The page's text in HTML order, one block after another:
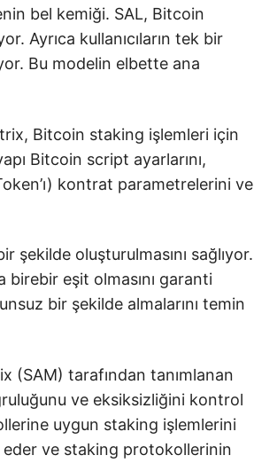
bel kemiği. SAL, Bitcoin
Ayrıca kullanıcıların tek bir
Bu modelin elbette ana
Bitcoin staking işlemleri için
Bitcoin script ayarlarını,
kontrat parametrelerini ve
şekilde oluşturulmasını sağlıyor.
birebir eşit olmasını garanti
bir şekilde almalarını temin
(SAM) tarafından tanımlanan
ve eksiksizliğini kontrol
uygun staking işlemlerini
ve staking protokollerinin